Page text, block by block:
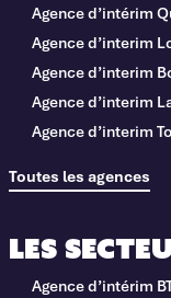
Agence d’intérim
Agence d’interim
Agence d’interim
Agence d’interim
Agence d’interim
Toutes les agences
Les
Agence d’intérim